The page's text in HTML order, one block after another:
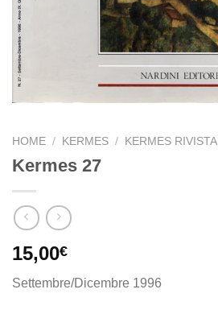
HOME / KERMES / KERMES RIVISTA
Kermes 27
15,00€
Settembre/Dicembre 1996